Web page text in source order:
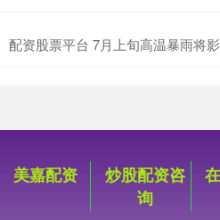
配资股票平台 7月上旬高温暴雨将
美嘉配资
炒股配资咨
询